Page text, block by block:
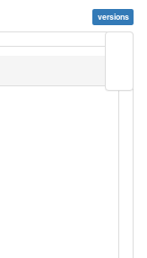
versions
page